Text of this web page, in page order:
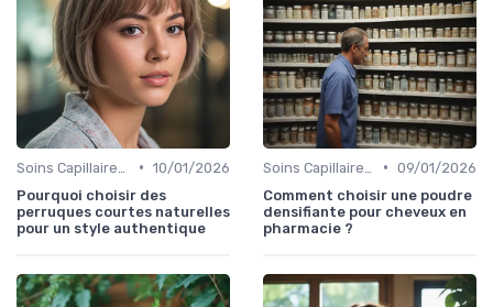
• 10/01/2026
Pourquoi choisir des
perruques courtes naturelles
pour un style authentique
• 09/01/2026
Comment choisir une poudre
densifiante pour cheveux en
pharmacie ?